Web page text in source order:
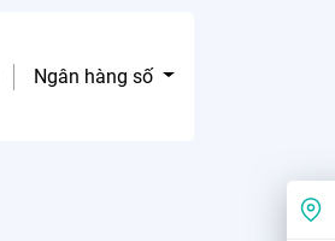
Ngân hàng số